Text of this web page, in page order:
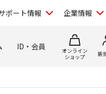
ポート情報 企業情報
ID・会員
オンライン
ショップ
新